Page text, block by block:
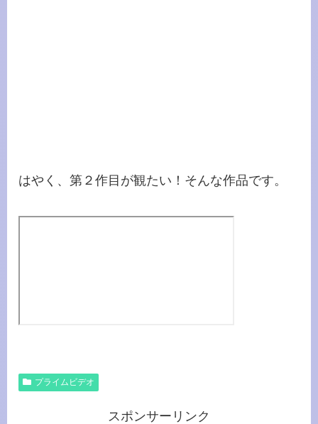
はやく、第２作目が観たい！そんな作品です。
プライムビデオ
スポンサーリンク